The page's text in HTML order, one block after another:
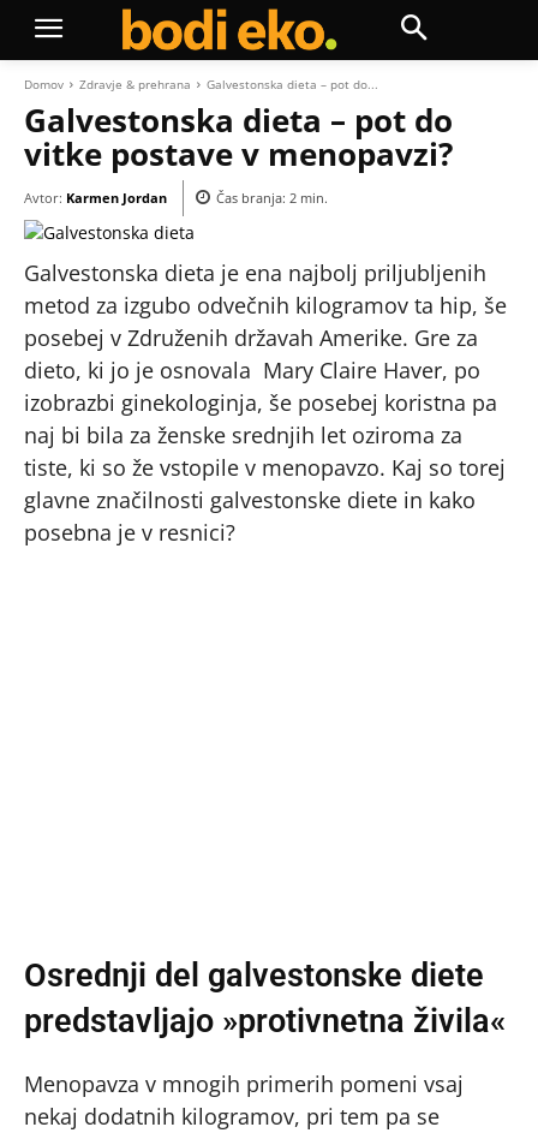
Domov Zdravje & prehrana Galvestonska dieta – pot do...
Galvestonska dieta – pot do
vitke postave v menopavzi?
Avtor: Karmen Jordan Čas branja: 2 min.
Galvestonska dieta je ena najbolj priljubljenih
metod za izgubo odvečnih kilogramov ta hip, še
posebej v Združenih državah Amerike. Gre za
dieto, ki jo je osnovala Mary Claire Haver, po
izobrazbi ginekologinja, še posebej koristna pa
naj bi bila za ženske srednjih let oziroma za
tiste, ki so že vstopile v menopavzo. Kaj so torej
glavne značilnosti galvestonske diete in kako
posebna je v resnici?
Osrednji del galvestonske diete
predstavljajo »protivnetna živila«
Menopavza v mnogih primerih pomeni vsaj
nekaj dodatnih kilogramov, pri tem pa se